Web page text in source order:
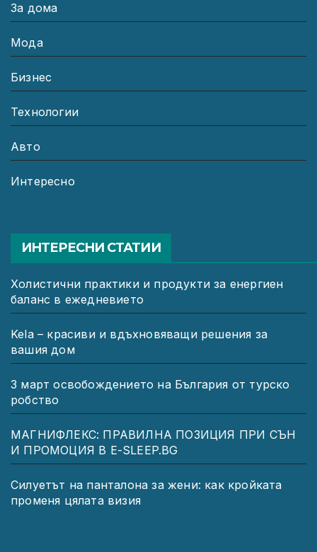
За дома
Мода
Бизнес
Технологии
Авто
Интересно
ИНТЕРЕСНИ СТАТИИ
Холистични практики и продукти за енергиен
баланс в ежедневието
Kela – красиви и вдъхновяващи решения за
вашия дом
3 март освобождението на България от турско
робство
МАГНИФЛЕКС: ПРАВИЛНА ПОЗИЦИЯ ПРИ СЪН
И ПРОМОЦИЯ В Е-SLEEP.BG
Силуетът на панталона за жени: как кройката
променя цялата визия